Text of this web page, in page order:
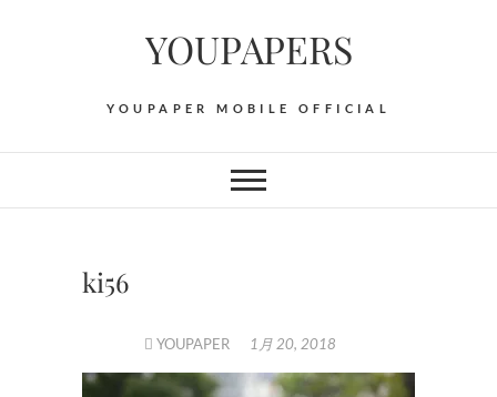
YOUPAPERS
YOUPAPER MOBILE OFFICIAL
ki56
YOUPAPER 1月 20, 2018